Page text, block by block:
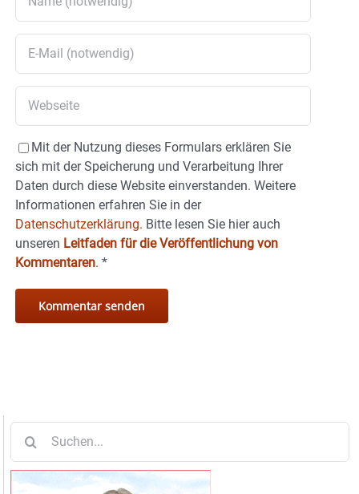
Mit der Nutzung dieses Formulars erklären Sie
sich mit der Speicherung und Verarbeitung Ihrer
Daten durch diese Website einverstanden. Weitere
Informationen erfahren Sie in der
Datenschutzerklärung. Bitte lesen Sie hier auch
unseren Leitfaden für die Veröffentlichung von
Kommentaren. *
nach: